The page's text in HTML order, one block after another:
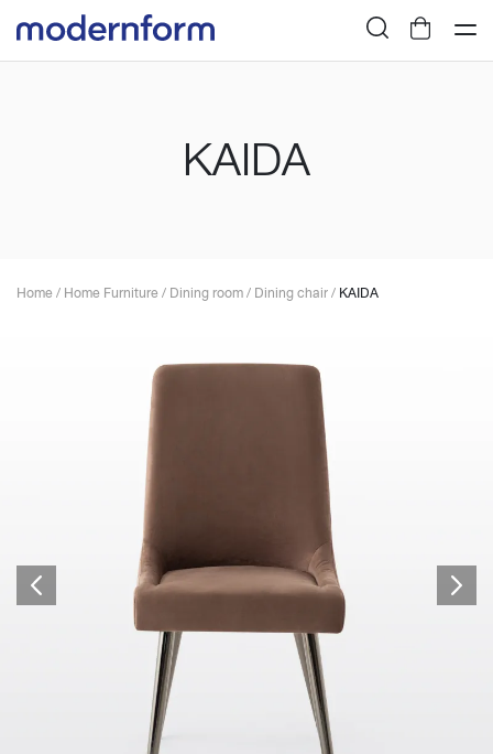
KAIDA
Home/Home Furniture/Dining room/Dining chair/KAIDA